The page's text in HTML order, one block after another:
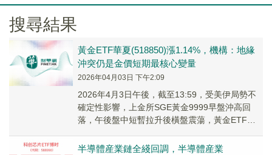
搜尋結果
黃金ETF華夏(518850)漲1.14%，機構：地緣
沖突仍是金價短期最核心變量
2026年04月03日 下午2:09
2026年4月3日午後，截至13:59，受美伊局勢不
確定性影響，上金所SGE黃金9999早盤沖高回
落，午後盤中短暫拉升後橫盤震蕩，黃金ETF華
半導體産業鏈全綫回調，半導體産業